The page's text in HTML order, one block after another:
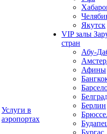
Услуги в
аэропортах
Якутск
VIP залы
стран
Абу-
Афины
Берлин
Бургас